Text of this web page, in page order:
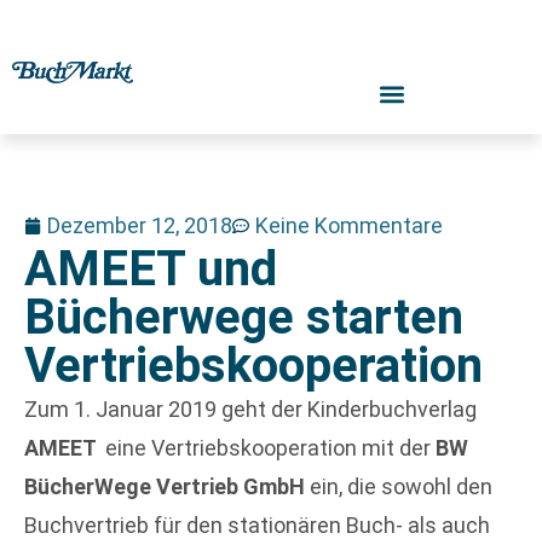
Dezember 12, 2018 Keine Kommentare
AMEET und
Bücherwege starten
Vertriebskooperation
Zum 1. Januar 2019 geht der Kinderbuchverlag
AMEET eine Vertriebskooperation mit der BW
BücherWege Vertrieb GmbH ein, die sowohl den
Buchvertrieb für den stationären Buch- als auch